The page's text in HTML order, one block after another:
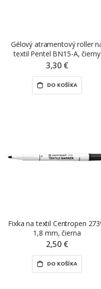
Gélový atramentový roller
textil Pentel BN15-A, čierny
3,30 €
DO KOŠÍKA
Fixka na textil Centropen
1,8 mm, čierna
2,50 €
DO KOŠÍKA